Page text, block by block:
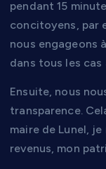
pendant 15
concitoyens, par
nous engageons
dans tous les
Ensuite, nous
transparence.
maire de Lunel, je
revenus, mon